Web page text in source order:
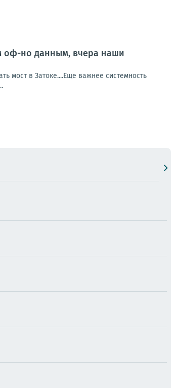
оф-но данным, вчера наши
в Затоке....Еще важнее системность